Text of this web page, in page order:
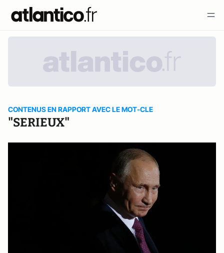
CONTENUS EN RAPPORT AVEC LE MOT-CLE
"SERIEUX"